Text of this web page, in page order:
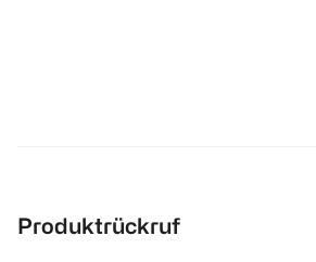
Produktrückruf